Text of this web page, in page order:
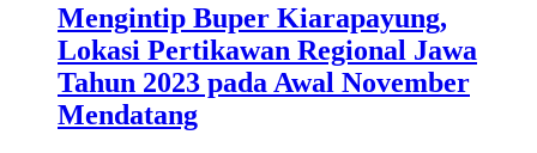
Mengintip Buper Kiarapayung,
Lokasi Pertikawan Regional Jawa
Tahun 2023 pada Awal November
Mendatang